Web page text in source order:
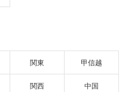
関東 甲信越
関西 中国